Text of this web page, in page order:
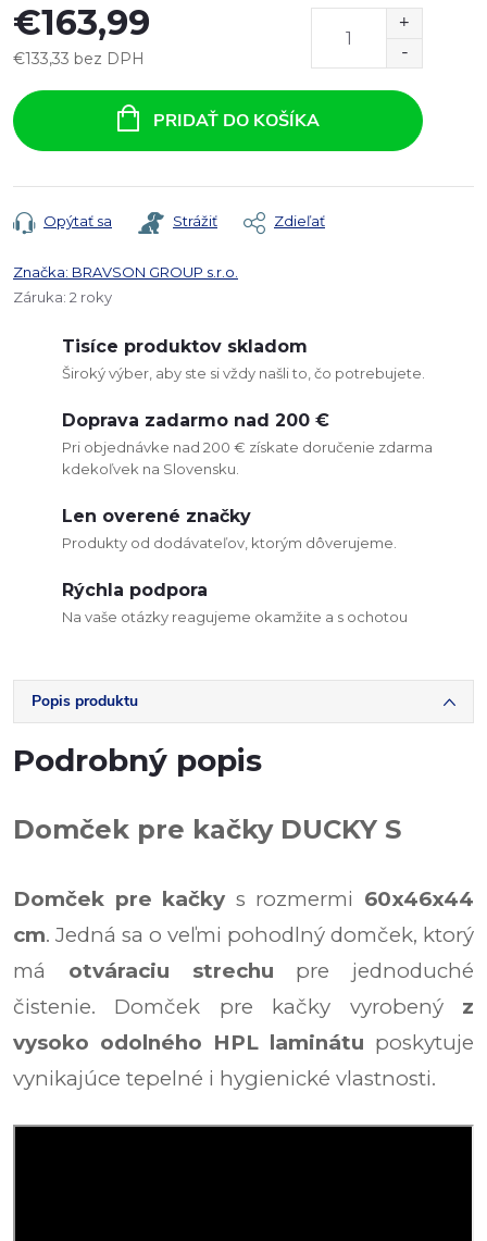
€163,99
€133,33 bez DPH
cena:
PRIDAŤ DO KOŠÍKA
Opýtať sa Strážiť Zdieľať
Značka: BRAVSON GROUP s.r.o.
Záruka: 2 roky
Tisíce produktov skladom
Široký výber, aby ste si vždy našli to, čo potrebujete.
Doprava zadarmo nad 200 €
Pri objednávke nad 200 € získate doručenie zdarma
kdekoľvek na Slovensku.
Len overené značky
Produkty od dodávateľov, ktorým dôverujeme.
Rýchla podpora
Na vaše otázky reagujeme okamžite a s ochotou
Popis produktu
Podrobný popis
Domček pre kačky DUCKY S
Domček pre kačky s rozmermi 60x46x44
cm. Jedná sa o veľmi pohodlný domček, ktorý
má otváraciu strechu pre jednoduché
čistenie. Domček pre kačky vyrobený z
vysoko odolného HPL laminátu poskytuje
vynikajúce tepelné i hygienické vlastnosti.